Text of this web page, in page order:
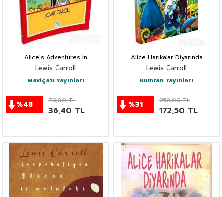
Alice's Adventures In
Wonderland - Lewis Caroll
(Stage-2)
Lewis Carroll
Maviçatı Yayınları
%48 70,00TL
36,40 TL
Alice Harikalar Diyarında
Lewis Carroll
Kumran Yayınları
%31 250,00TL
172,50 TL